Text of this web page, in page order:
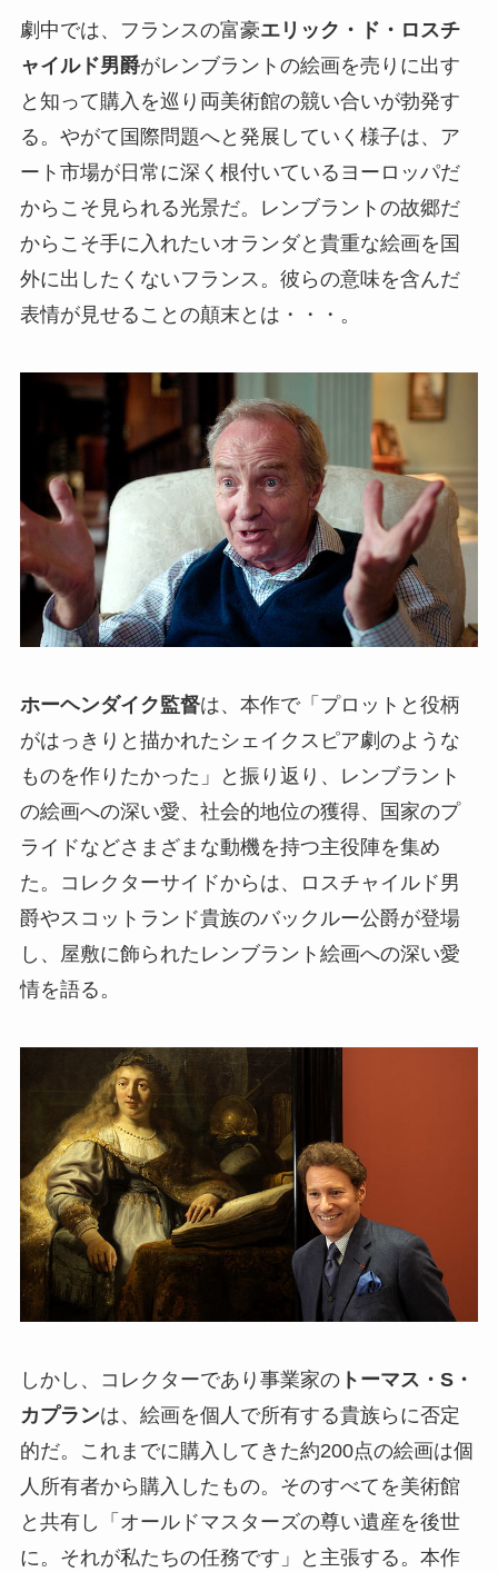
劇中では、フランスの富豪エリック・ド・ロスチ
ャイルド男爵がレンブラントの絵画を売りに出す
と知って購入を巡り両美術館の競い合いが勃発す
る。やがて国際問題へと発展していく様子は、ア
ート市場が日常に深く根付いているヨーロッパだ
からこそ見られる光景だ。レンブラントの故郷だ
からこそ手に入れたいオランダと貴重な絵画を国
外に出したくないフランス。彼らの意味を含んだ
表情が見せることの顛末とは・・・。
ホーヘンダイク監督は、本作で「プロットと役柄
がはっきりと描かれたシェイクスピア劇のような
ものを作りたかった」と振り返り、レンブラント
の絵画への深い愛、社会的地位の獲得、国家のプ
ライドなどさまざまな動機を持つ主役陣を集め
た。コレクターサイドからは、ロスチャイルド男
爵やスコットランド貴族のバックルー公爵が登場
し、屋敷に飾られたレンブラント絵画への深い愛
情を語る。
しかし、コレクターであり事業家のトーマス・S・
カプランは、絵画を個人で所有する貴族らに否定
的だ。これまでに購入してきた約200点の絵画は個
人所有者から購入したもの。そのすべてを美術館
と共有し「オールドマスターズの尊い遺産を後世
に。それが私たちの任務です」と主張する。本作